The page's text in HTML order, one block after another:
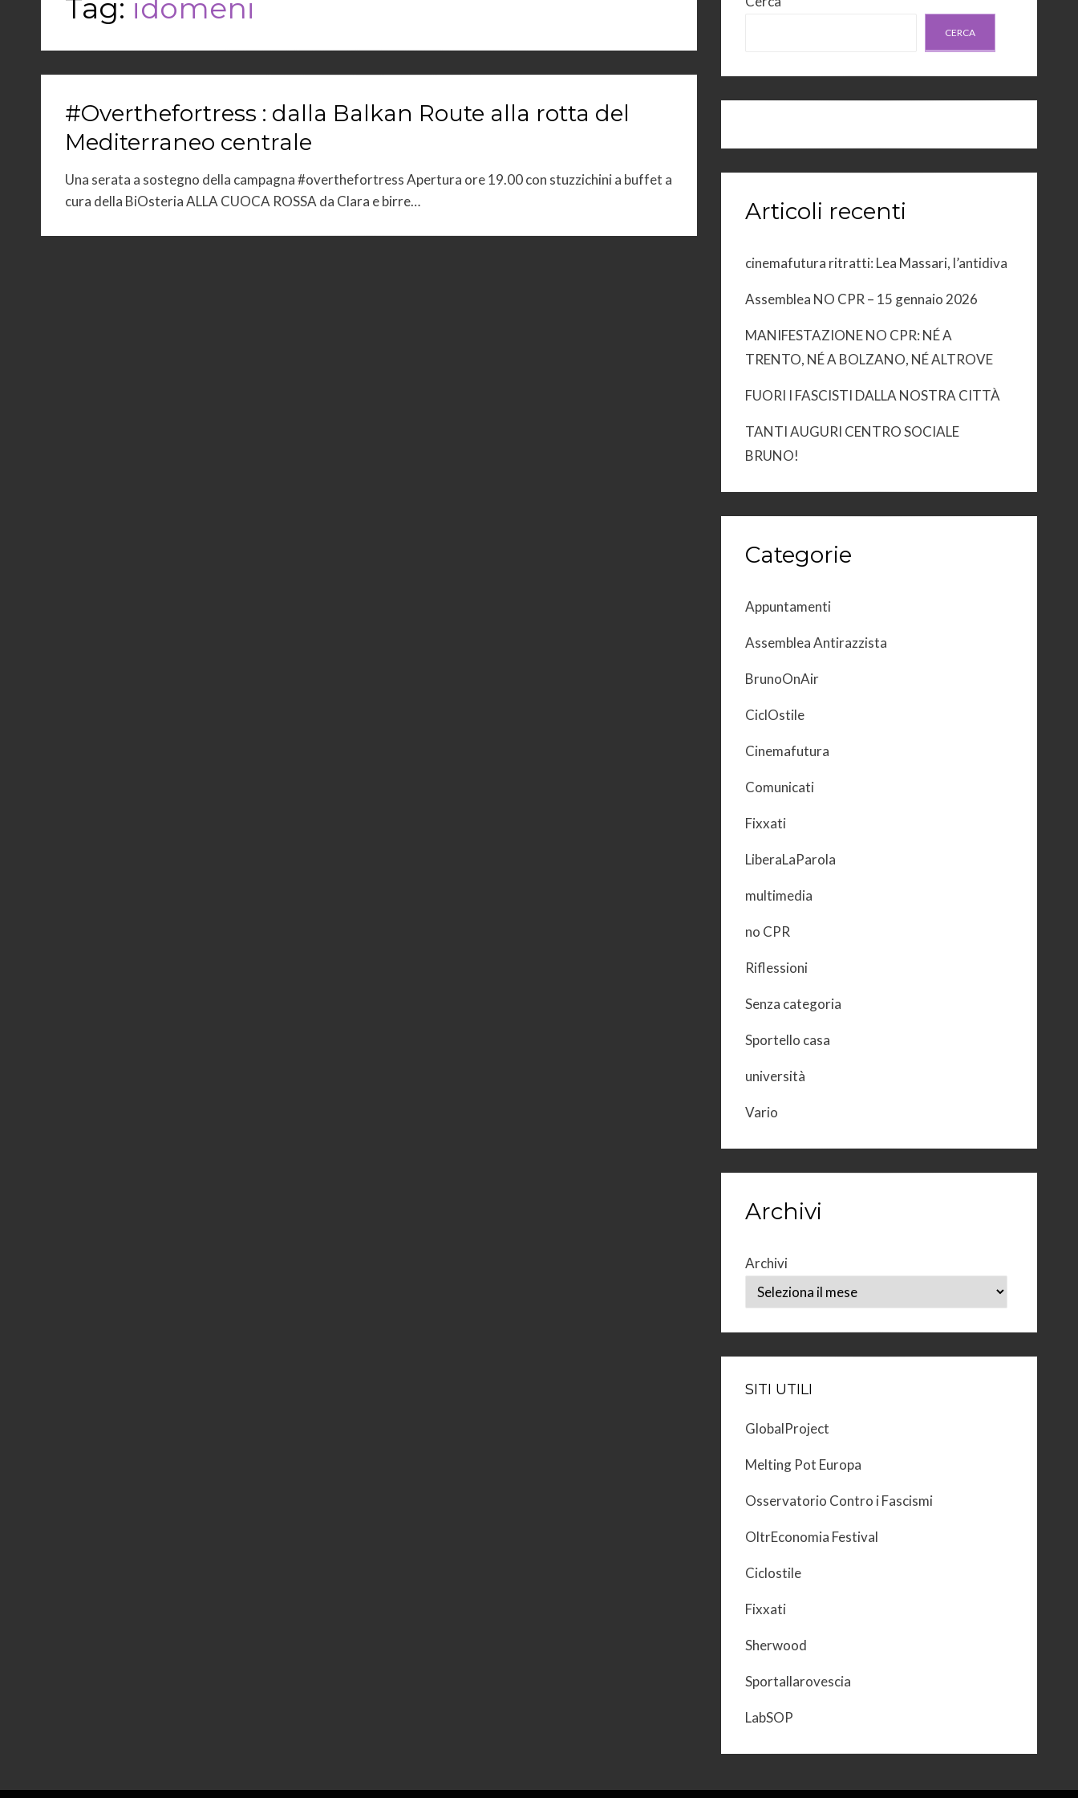
Tag: idomeni
#Overthefortress : dalla Balkan Route alla rotta del
Mediterraneo centrale
Una serata a sostegno della campagna #overthefortress Apertura ore 19.00 con stuzzichini a buffet a
cura della BiOsteria ALLA CUOCA ROSSA da Clara e birre…
CERCA
Articoli recenti
cinemafutura ritratti: Lea Massari, l’antidiva
Assemblea NO CPR – 15 gennaio 2026
MANIFESTAZIONE NO CPR: NÉ A
TRENTO, NÉ A BOLZANO, NÉ ALTROVE
FUORI I FASCISTI DALLA NOSTRA CITTÀ
TANTI AUGURI CENTRO SOCIALE
BRUNO!
Categorie
Appuntamenti
Assemblea Antirazzista
BrunoOnAir
CiclOstile
Cinemafutura
Comunicati
Fixxati
LiberaLaParola
multimedia
no CPR
Riflessioni
Senza categoria
Sportello casa
università
Vario
Archivi
Archivi
SITI UTILI
GlobalProject
Melting Pot Europa
Osservatorio Contro i Fascismi
OltrEconomia Festival
Ciclostile
Fixxati
Sherwood
Sportallarovescia
LabSOP